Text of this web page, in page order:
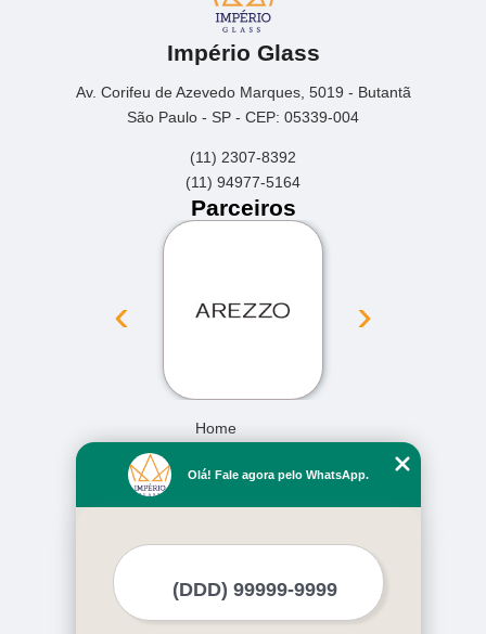
Império Glass
Av. Corifeu de Azevedo Marques, 5019 - Butantã
São Paulo - SP - CEP: 05339-004
(11) 2307-8392
(11) 94977-5164
Parceiros
‹ ›
Home
Missão
Olá! Fale agora pelo WhatsApp.